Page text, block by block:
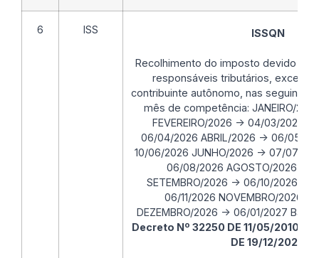
6 ISS ISSQN
Recolhimento do imposto devido
responsáveis tributários, exceto
contribuinte autônomo, nas seguintes
mês de competência: JANEIRO/
FEVEREIRO/2026 -> 04/03/2026
06/04/2026 ABRIL/2026 -> 06/05/
10/06/2026 JUNHO/2026 -> 07/07/
06/08/2026 AGOSTO/2026 ->
SETEMBRO/2026 -> 06/10/2026
06/11/2026 NOVEMBRO/2026 -
DEZEMBRO/2026 -> 06/01/2027
Decreto Nº 32250 DE 11/05/2010
DE 19/12/2025